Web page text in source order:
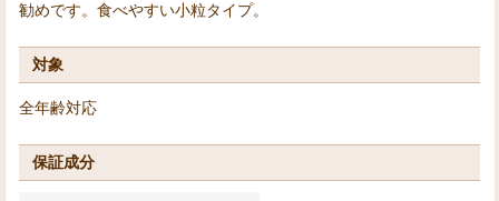
勧めです。食べやすい小粒タイプ。
対象
全年齢対応
保証成分